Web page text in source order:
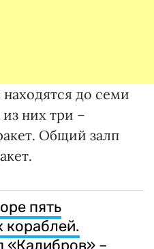
до семи
них три –
Общий залп
пять
кораблей.
«Калибров» –